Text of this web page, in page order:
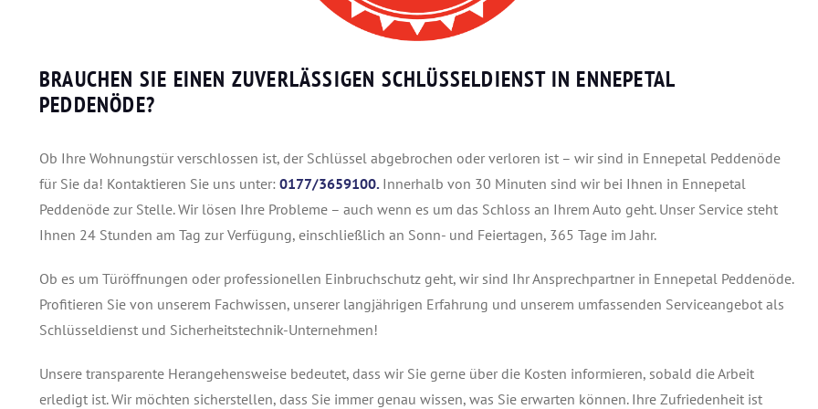
BRAUCHEN SIE EINEN ZUVERLÄSSIGEN SCHLÜSSELDIENST IN ENNEPETAL
PEDDENÖDE?
Ob Ihre Wohnungstür verschlossen ist, der Schlüssel abgebrochen oder verloren ist – wir sind in Ennepetal Peddenöde
für Sie da! Kontaktieren Sie uns unter: 0177/3659100. Innerhalb von 30 Minuten sind wir bei Ihnen in Ennepetal
Peddenöde zur Stelle. Wir lösen Ihre Probleme – auch wenn es um das Schloss an Ihrem Auto geht. Unser Service steht
Ihnen 24 Stunden am Tag zur Verfügung, einschließlich an Sonn- und Feiertagen, 365 Tage im Jahr.
Ob es um Türöffnungen oder professionellen Einbruchschutz geht, wir sind Ihr Ansprechpartner in Ennepetal Peddenöde.
Profitieren Sie von unserem Fachwissen, unserer langjährigen Erfahrung und unserem umfassenden Serviceangebot als
Schlüsseldienst und Sicherheitstechnik-Unternehmen!
Unsere transparente Herangehensweise bedeutet, dass wir Sie gerne über die Kosten informieren, sobald die Arbeit
erledigt ist. Wir möchten sicherstellen, dass Sie immer genau wissen, was Sie erwarten können. Ihre Zufriedenheit ist